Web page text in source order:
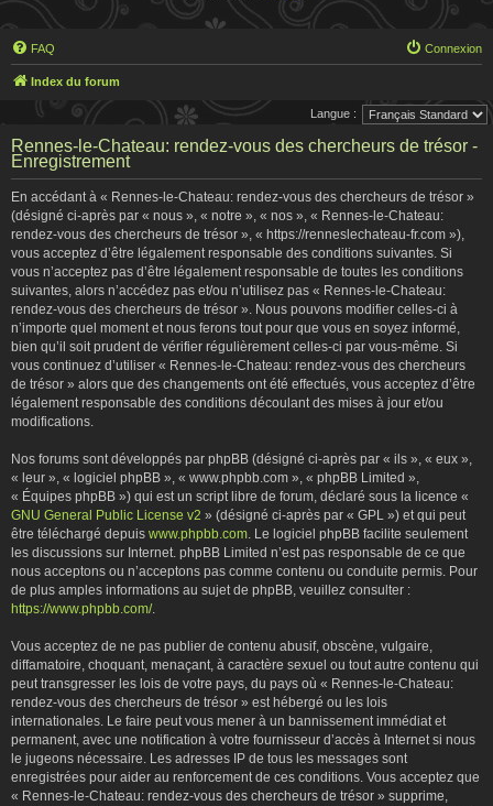
FAQ Connexion
Index du forum
Langue :
Rennes-le-Chateau: rendez-vous des chercheurs de trésor -
Enregistrement
En accédant à « Rennes-le-Chateau: rendez-vous des chercheurs de trésor »
(désigné ci-après par « nous », « notre », « nos », « Rennes-le-Chateau:
rendez-vous des chercheurs de trésor », « https://renneslechateau-fr.com »),
vous acceptez d’être légalement responsable des conditions suivantes. Si
vous n’acceptez pas d’être légalement responsable de toutes les conditions
suivantes, alors n’accédez pas et/ou n’utilisez pas « Rennes-le-Chateau:
rendez-vous des chercheurs de trésor ». Nous pouvons modifier celles-ci à
n’importe quel moment et nous ferons tout pour que vous en soyez informé,
bien qu’il soit prudent de vérifier régulièrement celles-ci par vous-même. Si
vous continuez d’utiliser « Rennes-le-Chateau: rendez-vous des chercheurs
de trésor » alors que des changements ont été effectués, vous acceptez d’être
légalement responsable des conditions découlant des mises à jour et/ou
modifications.
Nos forums sont développés par phpBB (désigné ci-après par « ils », « eux »,
« leur », « logiciel phpBB », « www.phpbb.com », « phpBB Limited »,
« Équipes phpBB ») qui est un script libre de forum, déclaré sous la licence «
GNU General Public License v2 » (désigné ci-après par « GPL ») et qui peut
être téléchargé depuis www.phpbb.com. Le logiciel phpBB facilite seulement
les discussions sur Internet. phpBB Limited n’est pas responsable de ce que
nous acceptons ou n’acceptons pas comme contenu ou conduite permis. Pour
de plus amples informations au sujet de phpBB, veuillez consulter :
https://www.phpbb.com/.
Vous acceptez de ne pas publier de contenu abusif, obscène, vulgaire,
diffamatoire, choquant, menaçant, à caractère sexuel ou tout autre contenu qui
peut transgresser les lois de votre pays, du pays où « Rennes-le-Chateau:
rendez-vous des chercheurs de trésor » est hébergé ou les lois
internationales. Le faire peut vous mener à un bannissement immédiat et
permanent, avec une notification à votre fournisseur d’accès à Internet si nous
le jugeons nécessaire. Les adresses IP de tous les messages sont
enregistrées pour aider au renforcement de ces conditions. Vous acceptez que
« Rennes-le-Chateau: rendez-vous des chercheurs de trésor » supprime,